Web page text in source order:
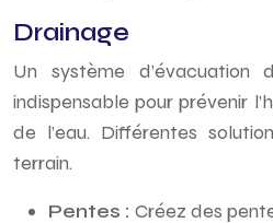
Drainage
Un système
indispensable pour prévenir
de l’eau. Différentes
terrain.
Pentes : Créez des